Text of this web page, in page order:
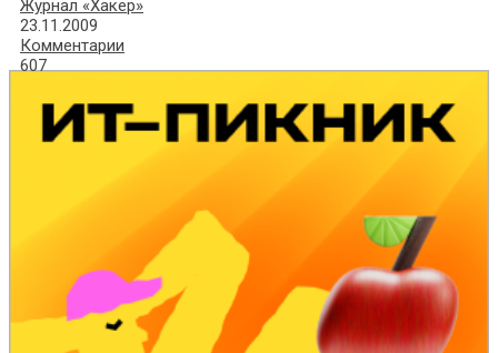
Журнал «Хакер»
23.11.2009
Комментарии
607